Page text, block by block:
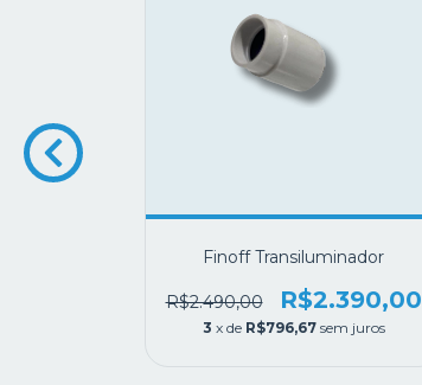
Finoff Transiluminador
R$2.490,00 R$2.390,00
3 x de R$796,67 sem juros